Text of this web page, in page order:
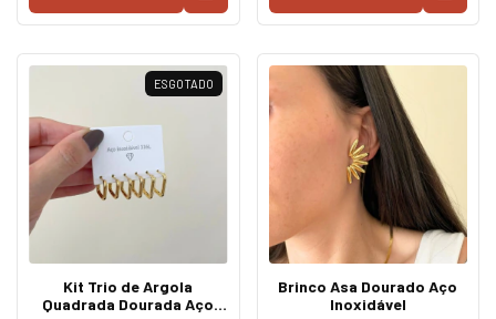
ESGOTADO
Kit Trio de Argola
Quadrada Dourada Aço
Brinco Asa Dourado Aço
Inoxidável